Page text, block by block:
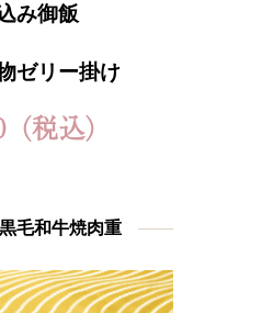
み御飯
ゼリー掛け
税込）
毛和牛焼肉重